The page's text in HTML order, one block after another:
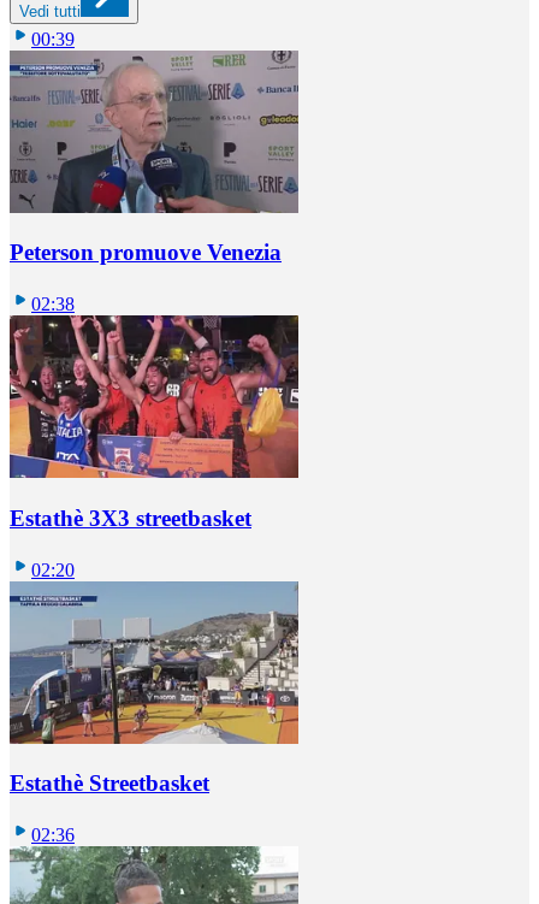
Vedi tutti
00:39
Peterson promuove Venezia
02:38
Estathè 3X3 streetbasket
02:20
Estathè Streetbasket
02:36